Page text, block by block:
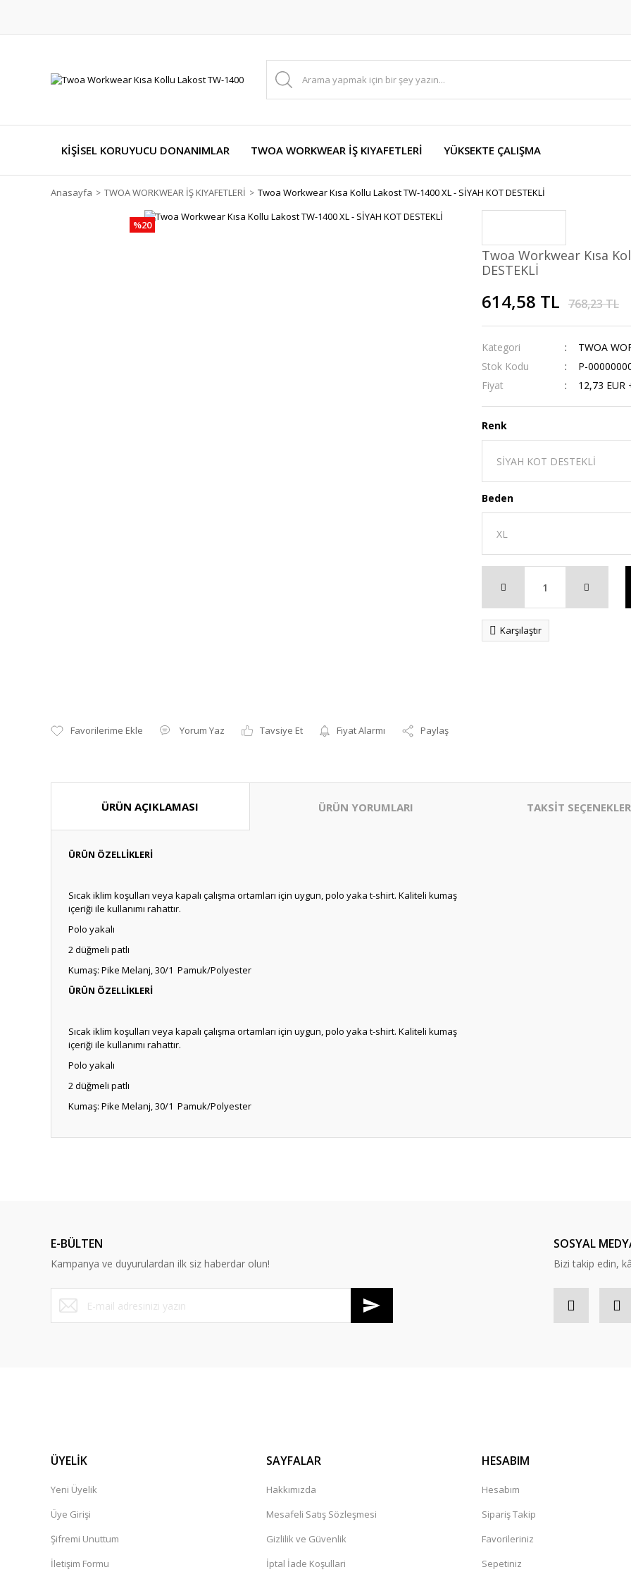
KİŞİSEL KORUYUCU DONANIMLAR TWOA WORKWEAR İŞ KIYAFETLERİ YÜKSEKTE ÇALIŞMA
Anasayfa TWOA WORKWEAR İŞ KIYAFETLERİ Twoa Workwear Kısa Kollu Lakost TW-1400 XL - SİYAH KOT DESTEKLİ
%20
Yorum Yaz Tavsiye Et Fiyat Alarmı Paylaş
Twoa Workwear Kısa
DESTEKLİ
614,58 TL 768,23 TL
Kategori
TWOA
Stok Kodu
P-
Fiyat
12,73 EUR
Renk
Beden
Karşılaştır
ÜRÜN AÇIKLAMASI ÜRÜN YORUMLARI TAKSİT
ÜRÜN ÖZELLİKLERİ
Sıcak iklim koşulları veya kapalı çalışma ortamları için uygun, polo yaka t-shirt. Kaliteli kumaş
içeriği ile kullanımı rahattır.
Polo yakalı
2 düğmeli patlı
Kumaş: Pike Melanj, 30/1 Pamuk/Polyester
ÜRÜN ÖZELLİKLERİ
Sıcak iklim koşulları veya kapalı çalışma ortamları için uygun, polo yaka t-shirt. Kaliteli kumaş
içeriği ile kullanımı rahattır.
Polo yakalı
2 düğmeli patlı
Kumaş: Pike Melanj, 30/1 Pamuk/Polyester
Ürün bilgilerinde hatalar bulunuyor.
Ürün fiyatı diğer sitelerden daha pahalı.
Bu ürüne benzer farklı alternatifler olmalı.
E-BÜLTEN
Kampanya ve duyurulardan ilk siz haberdar olun!
SOSYAL
Bizi takip edin,
ÜYELİK
Yeni Üyelik
Üye Girişi
Şifremi Unuttum
İletişim Formu
SAYFALAR
Hakkımızda
Mesafeli Satış Sözleşmesi
Gizlilik ve Güvenlik
İptal İade Koşullari
HESABIM
Hesabım
Sipariş Takip
Favorileriniz
Sepetiniz